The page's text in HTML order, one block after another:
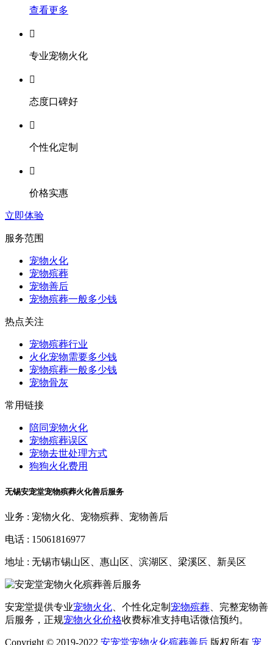
查看更多

专业宠物火化

态度口碑好

个性化定制

价格实惠
立即体验
服务范围
宠物火化
宠物殡葬
宠物善后
宠物殡葬一般多少钱
热点关注
宠物殡葬行业
火化宠物需要多少钱
宠物殡葬一般多少钱
宠物骨灰
常用链接
陪同宠物火化
宠物殡葬误区
宠物去世处理方式
狗狗火化费用
无锡安宠堂宠物殡葬火化善后服务
业务 : 宠物火化、宠物殡葬、宠物善后
电话 : 15061816977
地址 : 无锡市锡山区、惠山区、滨湖区、梁溪区、新吴区
安宠堂提供专业宠物火化 、个性化定制 宠物殡葬 、完整宠物善
后服务，正规宠物火化价格收费标准支持电话微信预约。
Copyright © 2019-2022 安宠堂宠物火化殡葬善后 版权所有 宠